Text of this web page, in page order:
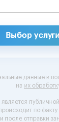
Выбор услуги
данные в
на их
является
по факту
после отправки